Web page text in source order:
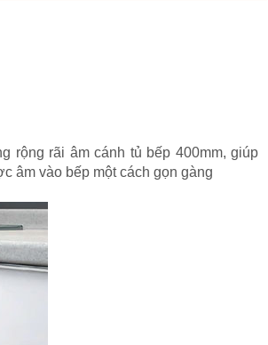
rộng rãi âm cánh tủ bếp 400mm, giúp
âm vào bếp một cách gọn gàng